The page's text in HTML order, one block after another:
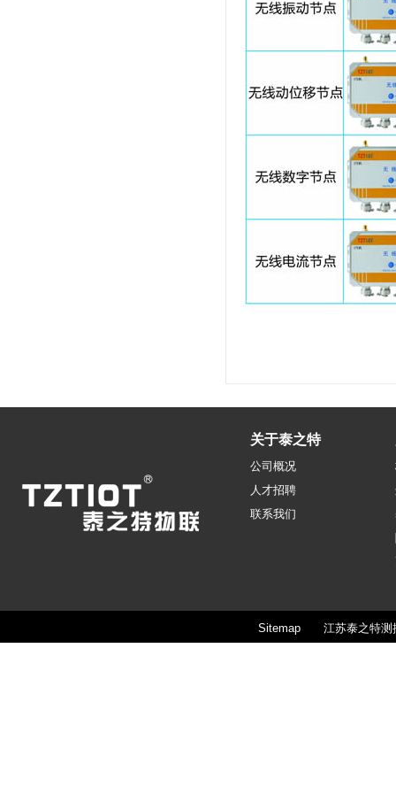
关于泰之特
公司概况
人才招聘
联系我们
Sitemap 江苏泰之特测